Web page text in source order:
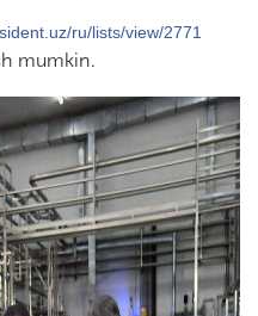
ru/lists/view/2771
mumkin.